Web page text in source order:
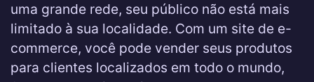
uma grande rede, seu público não está mais
limitado à sua localidade. Com um site de e-
commerce, você pode vender seus produtos
para clientes localizados em todo o mundo,